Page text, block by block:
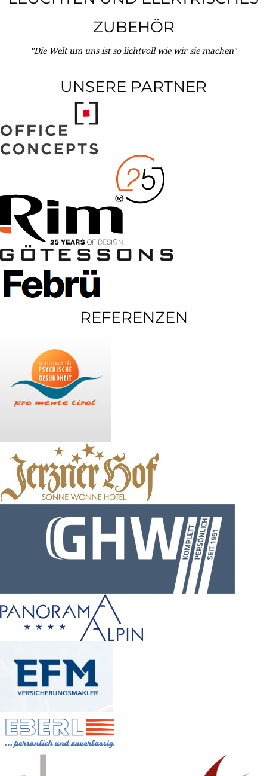
ZUBEHÖR
"Die Welt um uns ist so lichtvoll wie wir sie machen"
UNSERE PARTNER
REFERENZEN